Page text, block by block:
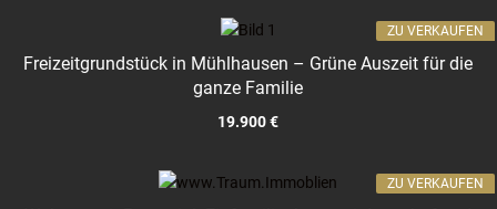
Freizeitgrundstück in Mühlhausen – Grüne Auszeit für die
ganze Familie
19.900 €
ZU VERKAUFEN
ZU VERKAUFEN